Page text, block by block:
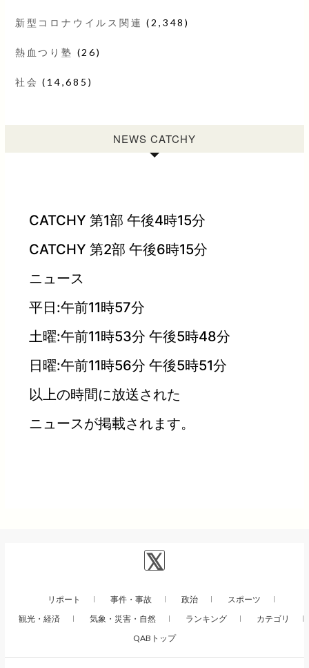
新型コロナウイルス関連 (2,348)
熱血つり塾 (26)
社会 (14,685)
NEWS CATCHY
CATCHY 第1部 午後4時15分
CATCHY 第2部 午後6時15分
ニュース
平日:午前11時57分
土曜:午前11時53分 午後5時48分
日曜:午前11時56分 午後5時51分
以上の時間に放送された
ニュースが掲載されます。
リポート 事件・事故 政治
スポーツ
観光・経済
気象・災害・自然 ランキング
カテゴリ
QABトップ